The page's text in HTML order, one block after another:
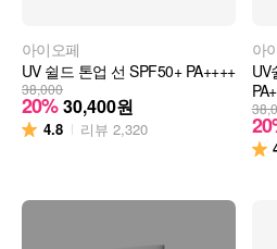
아이오페
UV 쉴드 톤업 선 SPF50+ PA++++
38,000
20% 30,400원
4.8 리뷰 2,320
아
UV